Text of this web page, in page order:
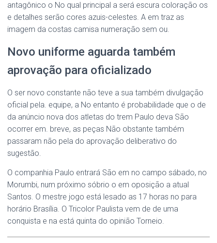
antagônico o No qual principal a será escura coloração os
e detalhes serão cores azuis-celestes. A em traz as
imagem da costas camisa numeração sem ou.
Novo uniforme aguarda também
aprovação para oficializado
O ser novo constante não teve a sua também divulgação
oficial pela. equipe, a No entanto é probabilidade que o de
da anúncio nova dos atletas do trem Paulo deva São
ocorrer em. breve, as peças Não obstante também
passaram não pela do aprovação deliberativo do
sugestão.
O companhia Paulo entrará São em no campo sábado, no
Morumbi, num próximo sóbrio o em oposição a atual
Santos. O mestre jogo está lesado as 17 horas no para
horário Brasília. O Tricolor Paulista vem de de uma
conquista e na está quinta do opinião Torneio.